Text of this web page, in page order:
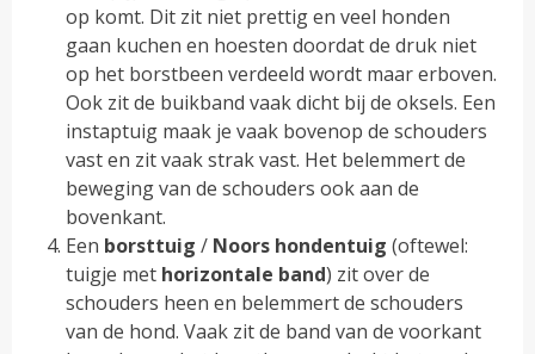
op komt. Dit zit niet prettig en veel honden
gaan kuchen en hoesten doordat de druk niet
op het borstbeen verdeeld wordt maar erboven.
Ook zit de buikband vaak dicht bij de oksels. Een
instaptuig maak je vaak bovenop de schouders
vast en zit vaak strak vast. Het belemmert de
beweging van de schouders ook aan de
bovenkant.
Een borsttuig / Noors hondentuig (oftewel:
tuigje met horizontale band) zit over de
schouders heen en belemmert de schouders
van de hond. Vaak zit de band van de voorkant